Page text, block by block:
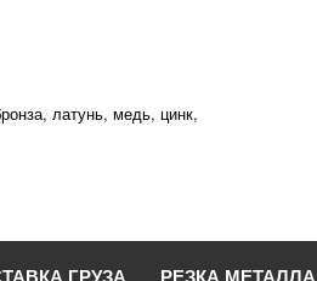
латунь, медь, цинк,